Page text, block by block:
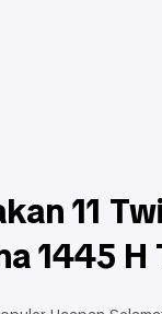
11
1445 H